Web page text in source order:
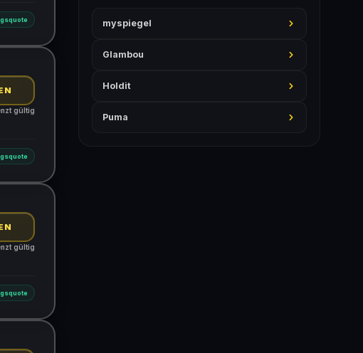
gültig
gültig
myspiegel
Glambou
Holdit
Puma